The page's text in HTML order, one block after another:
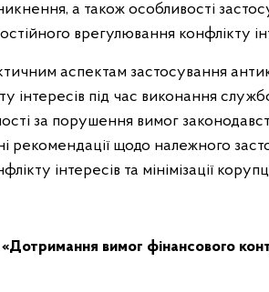
а також особливості
врегулювання конфлікту
аспектам застосування
інтересів під час виконання
за порушення вимог
рекомендації щодо належного
інтересів та мінімізації
вимог фінансового